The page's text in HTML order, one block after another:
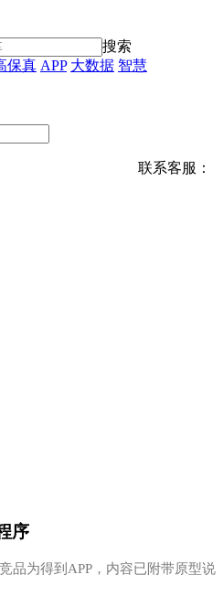
搜索
保真 APP 大数据 智慧
联系客服：
序
品为得到APP，内容已附带原型说